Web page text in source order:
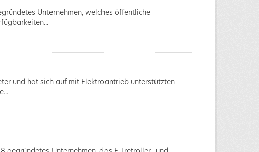
Unternehmen, welches öffentliche
und hat sich auf mit Elektroantrieb unterstützten